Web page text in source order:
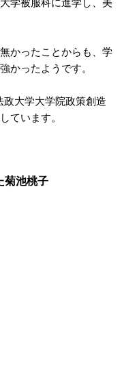
かったことからも、学
かったようです。
大学大学院政策創造
ています。
菊池桃子